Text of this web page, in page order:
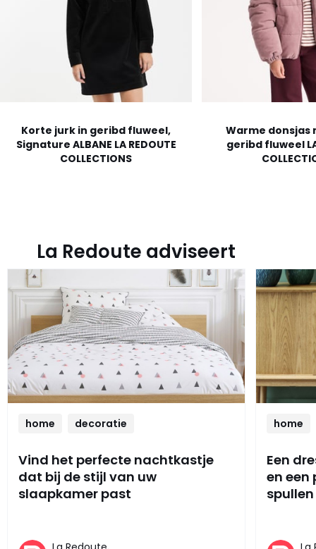
Korte jurk in geribd fluweel,
Signature ALBANE LA REDOUTE
COLLECTIONS
Warme donsjas
geribd fluweel LA
La Redoute adviseert
home decoratie
Vind het perfecte nachtkastje
dat bij de stijl van uw
slaapkamer past
home
Een
en een
spullen